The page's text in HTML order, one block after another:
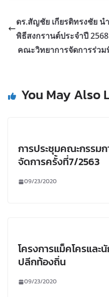
ดร.สัญชัย เกียรติทรงชัย
พิธีสงกรานต์ประจำปี 2568
คณะวิทยาการจัดการร่ว
You May Also
การประชุมคณะกรรม
จัดการครั้งที่7/2563
09/23/2020
โครงการแม็คโครแล
ปลีกท้องถิ่น
09/23/2020